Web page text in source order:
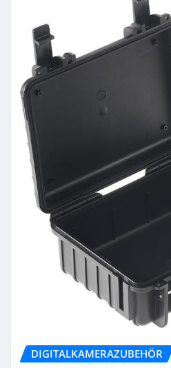
DIGITALKAMERAZUBEHÖR